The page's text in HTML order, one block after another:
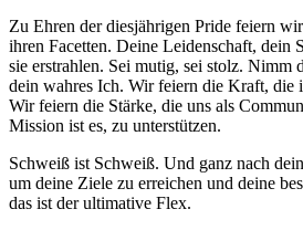
Zu Ehren der diesjährigen Pride feiern
ihren Facetten. Deine Leidenschaft, dein
sie erstrahlen. Sei mutig, sei stolz. Nimm
dein wahres Ich. Wir feiern die Kraft, die
Wir feiern die Stärke, die uns als
Mission ist es, zu unterstützen.
Schweiß ist Schweiß. Und ganz nach
um deine Ziele zu erreichen und deine
das ist der ultimative Flex.